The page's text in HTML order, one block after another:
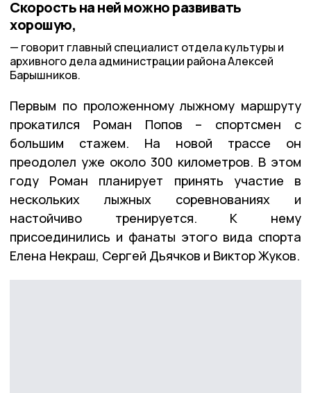
Скорость на ней можно развивать
хорошую,
говорит главный специалист отдела культуры и
архивного дела администрации района Алексей
Барышников.
Первым по проложенному лыжному маршруту
прокатился Роман Попов – спортсмен с
большим стажем. На новой трассе он
преодолел уже около 300 километров. В этом
году Роман планирует принять участие в
нескольких лыжных соревнованиях и
настойчиво тренируется. К нему
присоединились и фанаты этого вида спорта
Елена Некраш, Сергей Дьячков и Виктор Жуков.